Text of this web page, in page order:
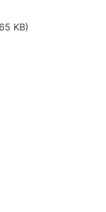
KB)